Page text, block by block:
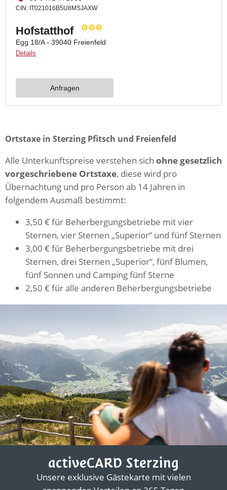
Ortstaxe in Sterzing Pfitsch und Freienfeld
Alle Unterkunftspreise verstehen sich ohne gesetzlich
vorgeschriebene Ortstaxe, diese wird pro
Übernachtung und pro Person ab 14 Jahren in
folgendem Ausmaß bestimmt:
3,50 € für Beherbergungsbetriebe mit vier
Sternen, vier Sternen „Superior“ und fünf Sternen
3,00 € für Beherbergungsbetriebe mit drei
Sternen, drei Sternen „Superior“, fünf Blumen,
fünf Sonnen und Camping fünf Sterne
2,50 € für alle anderen Beherbergungsbetriebe
activeCARD Sterzing
Unsere exklusive Gästekarte mit vielen